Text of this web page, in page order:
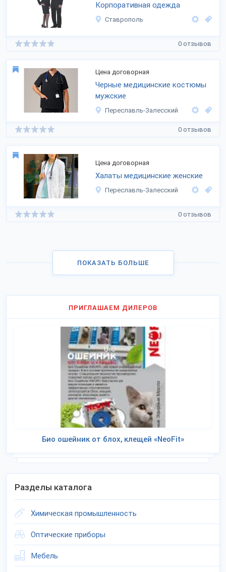
Корпоративная одежда
Ставрополь
0 отзывов
Цена договорная
Черные медицинские костюмы
мужские
Переславль-Залесский
0 отзывов
Цена договорная
Халаты медицинские женские
Переславль-Залесский
0 отзывов
ПОКАЗАТЬ БОЛЬШЕ
ПРИГЛАШАЕМ ДИЛЕРОВ
Био ошейник от блох, клещей «NeoFit»
Разделы каталога
Химическая промышленность
Оптические приборы
Мебель